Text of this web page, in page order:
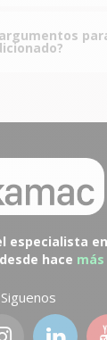
especialista
hace más
Siguenos